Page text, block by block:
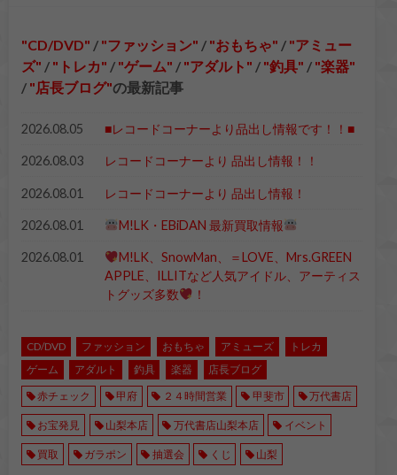
CD/DVD / ファッション / おもちゃ / アミュー
ズ / トレカ / ゲーム / アダルト / 釣具 / 楽器
/
店長ブログ の最新記事
2026.08.05 ■レコードコーナーより品出し情報です！！■
2026.08.03 レコードコーナーより 品出し情報！！
2026.08.01 レコードコーナーより 品出し情報！
2026.08.01 M!LK・EBiDAN 最新買取情報
2026.08.01
M!LK、SnowMan、＝LOVE、Mrs.GREEN
APPLE、ILLITなど人気アイドル、アーティス
トグッズ多数
！
CD/DVD ファッション おもちゃ アミューズ
トレカ
ゲーム
アダルト 釣具 楽器
店長ブログ
赤チェック
甲府 ２４時間営業 甲斐市 万代書店
お宝発見 山梨本店 万代書店山梨本店 イベント
買取 ガラポン 抽選会 くじ 山梨